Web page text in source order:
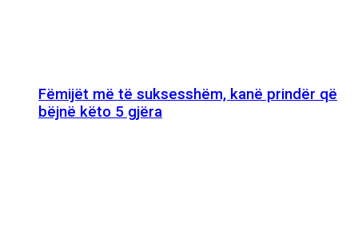
Fëmijët më të suksesshëm, kanë prindër që
bëjnë këto 5 gjëra